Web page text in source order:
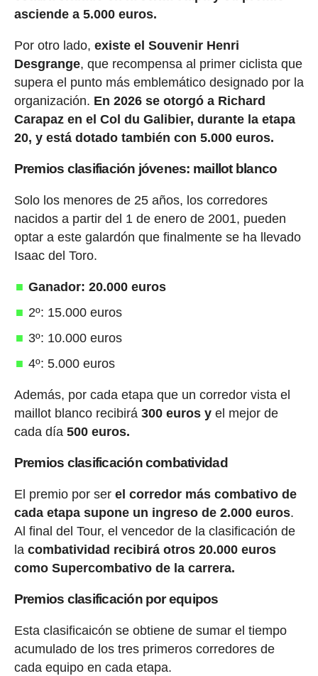
asciende a 5.000 euros.
Por otro lado, existe el Souvenir Henri
Desgrange, que recompensa al primer ciclista que
supera el punto más emblemático designado por la
organización. En 2026 se otorgó a Richard
Carapaz en el Col du Galibier, durante la etapa
20, y está dotado también con 5.000 euros.
Premios clasifiación jóvenes: maillot blanco
Solo los menores de 25 años, los corredores
nacidos a partir del 1 de enero de 2001, pueden
optar a este galardón que finalmente se ha llevado
Isaac del Toro.
Ganador: 20.000 euros
2º: 15.000 euros
3º: 10.000 euros
4º: 5.000 euros
Además, por cada etapa que un corredor vista el
maillot blanco recibirá300 euros y el mejor de
cada día500 euros.
Premios clasificación combatividad
El premio por ser el corredor más combativo de
cada etapa supone un ingreso de 2.000 euros.
Al final del Tour, el vencedor de la clasificación de
lacombatividad recibirá otros 20.000 euros
como Supercombativo de la carrera.
Premios clasificación por equipos
Esta clasificaicón se obtiene de sumar el tiempo
acumulado de los tres primeros corredores de
cada equipo en cada etapa.